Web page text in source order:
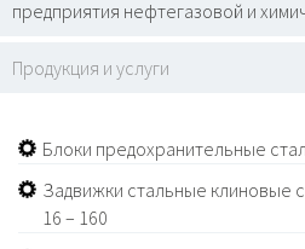
предприятия нефтегазовой и
Продукция и услуги
Блоки предохранительные
Задвижки стальные клиновые
16 – 160